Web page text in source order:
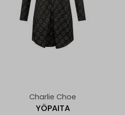
Charlie Choe
YÖPAITA